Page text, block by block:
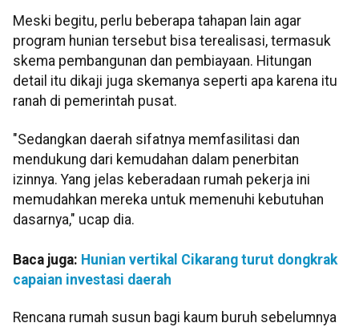
Meski begitu, perlu beberapa tahapan lain agar
program hunian tersebut bisa terealisasi, termasuk
skema pembangunan dan pembiayaan. Hitungan
detail itu dikaji juga skemanya seperti apa karena itu
ranah di pemerintah pusat.
"Sedangkan daerah sifatnya memfasilitasi dan
mendukung dari kemudahan dalam penerbitan
izinnya. Yang jelas keberadaan rumah pekerja ini
memudahkan mereka untuk memenuhi kebutuhan
dasarnya," ucap dia.
Baca juga: Hunian vertikal Cikarang turut dongkrak
capaian investasi daerah
Rencana rumah susun bagi kaum buruh sebelumnya